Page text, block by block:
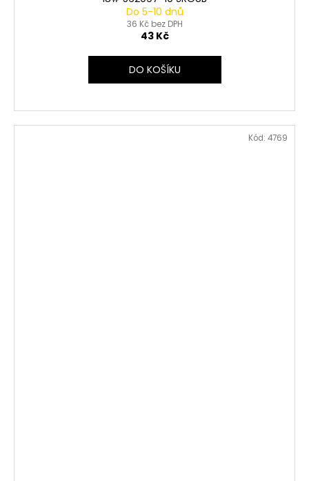
Do 5-10 dnů
36 Kč bez DPH
43 Kč
DO KOŠÍKU
Kód: 4769